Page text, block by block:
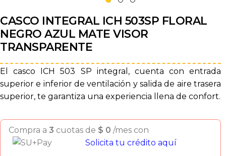
CASCO INTEGRAL ICH 503SP FLORAL
NEGRO AZUL MATE VISOR
TRANSPARENTE
El casco ICH 503 SP integral, cuenta con entrada
superior e inferior de ventilación y salida de aire trasera
superior, te garantiza una experiencia llena de confort.
Compra a 3 cuotas de $ 0 /mes con
Solicita tu crédito aquí